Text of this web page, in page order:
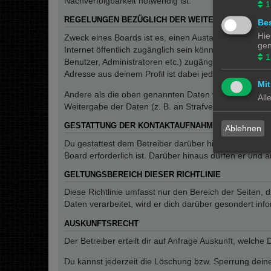
REGELUNGEN BEZÜGLICH DER WEITERGABE
Zweck eines Boards ist es, einen Austausch mit
Internet öffentlich zugänglich sein können. Der
Benutzer, Administratoren etc.) zugänglich sind.
Adresse aus deinem Profil ist dabei jedoch nur für
Andere als die oben genannten Daten wird der
Weitergabe der Daten (z. B. an
GESTATTUNG DER KONTAKTAUFNAHME
Du gestattest dem Betreiber darüber hinaus, dich
Board erforderlich ist. Darüber hinaus dürfen er und
GELTUNGSBEREICH DIESER RICHTLINIE
Diese Richtlinie umfasst nur den Bereich der Seiten,
Daten verarbeitet, wird er dich darüber gesondert
AUSKUNFTSRECHT
Der Betreiber erteilt dir auf Anfrage Auskunft, welche
Du kannst jederzeit die Löschung bzw. Sperrung
1
1
Ablehnen